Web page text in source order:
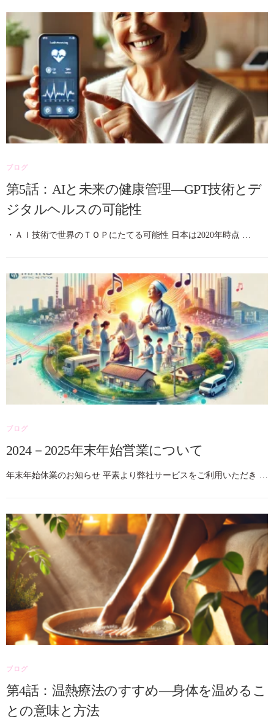
ブログ
第5話：AIと未来の健康管理—GPT技術とデ
ジタルヘルスの可能性
・ＡＩ技術で世界のＴＯＰにたてる可能性 日本は2020年時点 …
ブログ
2024－2025年末年始営業について
年末年始休業のお知らせ 平素より弊社サービスをご利用いただき …
ブログ
第4話：温熱療法のすすめ—身体を温めるこ
との意味と方法